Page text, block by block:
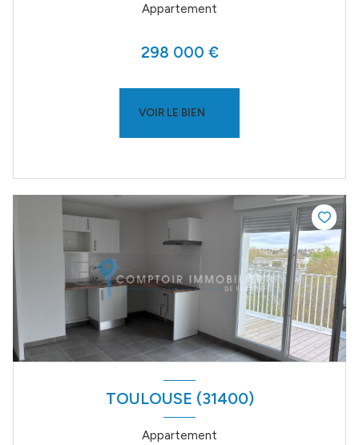
Appartement
298 000 €
VOIR LE BIEN
TOULOUSE (31400)
Appartement